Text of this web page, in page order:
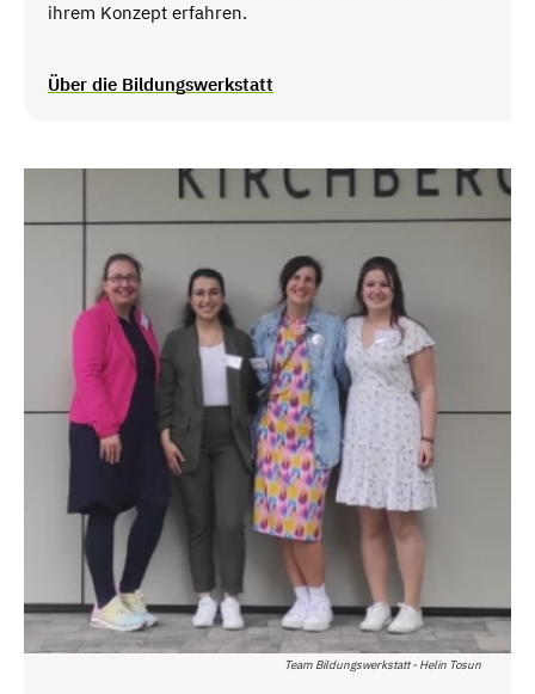
ihrem Konzept erfahren.
Über die Bildungswerkstatt
Team Bildungswerkstatt - Helin Tosun